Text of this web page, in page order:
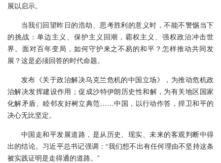
展以启示。
当我们回望昨日的浩劫、思考胜利的意义时，不能不警惕当下
的挑战：单边主义、保护主义回潮，霸权主义、强权政治冲击世
界。面对百年变局，如何守护来之不易的和平？怎样推动共同发
展？这是必须回答的时代命题。
发布《关于政治解决乌克兰危机的中国立场》，为推动危机政
治解决发挥建设作用；促成沙特伊朗历史性和解，为有关地区国家
化解矛盾、睦邻友好树立典范……中国，以行动作答，捍卫和平的
决心无比坚定。
中国走和平发展道路，是从历史、现实、未来的客观判断中得
出的结论。习近平总书记强调：“我们想不出有任何理由不坚持这条
被实践证明是走得通的道路。”